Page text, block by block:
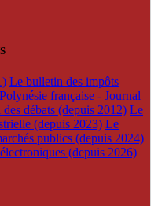
Le bulletin des impôts
française - Journal
débats (depuis 2012) Le
(depuis 2023) Le
publics (depuis 2024)
(depuis 2026)